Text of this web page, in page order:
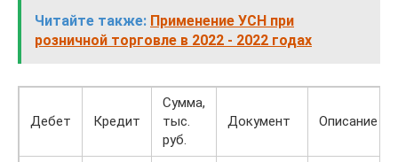
Читайте также: Применение УСН при
розничной торговле в 2022 - 2022 годах
Дебет Кредит
Сумма,
тыс.
руб.
Документ Описание